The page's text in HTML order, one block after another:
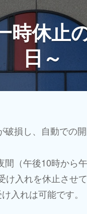
一時
日～
損し、自動での開
（午後10時から
入れを休止させて
入れは可能です。